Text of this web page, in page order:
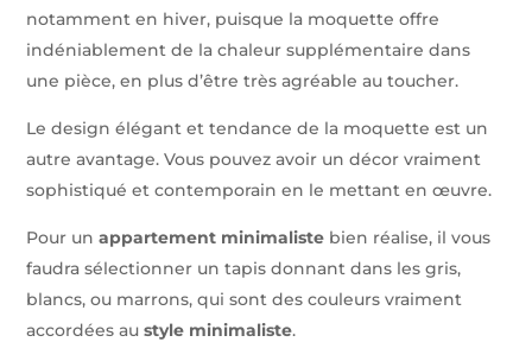
notamment en hiver, puisque la moquette offre
indéniablement de la chaleur supplémentaire dans
une pièce, en plus d’être très agréable au toucher.
Le design élégant et tendance de la moquette est un
autre avantage. Vous pouvez avoir un décor vraiment
sophistiqué et contemporain en le mettant en œuvre.
Pour unappartement minimaliste bien réalise, il vous
faudra sélectionner un tapis donnant dans les gris,
blancs, ou marrons, qui sont des couleurs vraiment
accordées austyle minimaliste.